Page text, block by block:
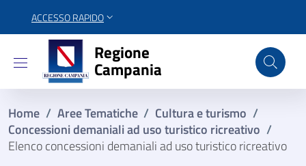
ACCESSO RAPIDO
Regione Campania
Regione
Campania
Home / Aree Tematiche / Cultura e turismo /
Concessioni demaniali ad uso turistico ricreativo /
Elenco concessioni demaniali ad uso turistico ricreativo